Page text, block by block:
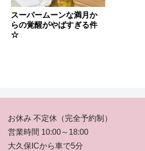
スーパームーンな満月か
らの覚醒がやばすぎる件
☆
お休み 不定休（完全予約制）
営業時間 10:00～18:00
大久保ICから車で5分